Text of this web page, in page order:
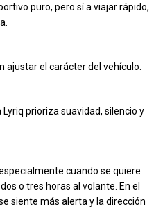
puro, pero sí a viajar rápido,
ajustar el carácter del vehículo.
prioriza suavidad, silencio y
cuando se quiere
o tres horas al volante. En el
siente más alerta y la dirección